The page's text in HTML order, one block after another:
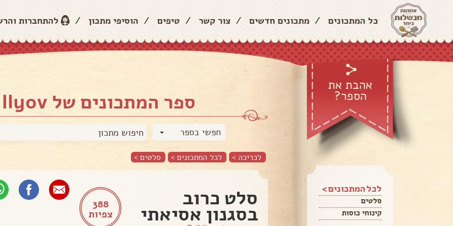
כל המתכונים / מתכונים חדשים / צור קשר / טיפים / הוסיפי מתכון / להתחברות
אהבת את
הספר?
לכל המתכונים >
סלטים
קינוחי כוסות
ספר המתכונים של Tali Ilyov
חפשי בספר
לכריכה > לכל המתכונים > סלטים >
388
צפיות
סלט כרוב
בסגנון אסיאתי